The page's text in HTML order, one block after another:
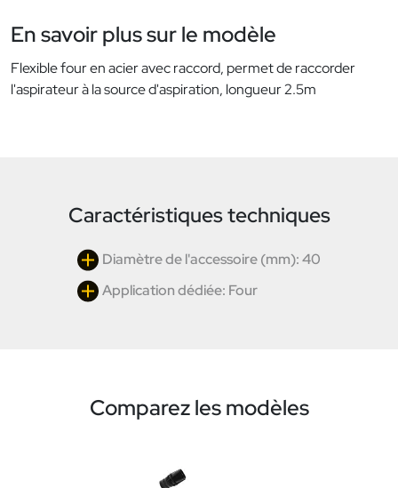
En savoir plus sur le modèle
Flexible four en acier avec raccord, permet de raccorder
l'aspirateur à la source d'aspiration, longueur 2.5m
Caractéristiques techniques
Diamètre de l'accessoire (mm): 40
Application dédiée: Four
Comparez les modèles